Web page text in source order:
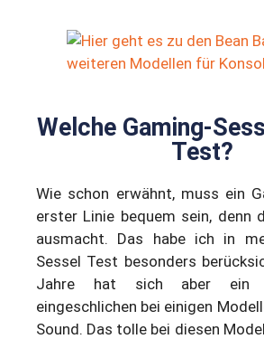
Welche Gaming-
Test?
Wie schon erwähnt, muss ein
erster Linie bequem sein, denn
ausmacht. Das habe ich in
Sessel Test besonders
Jahre hat sich aber ein
eingeschlichen bei einigen
Sound. Das tolle bei diesen